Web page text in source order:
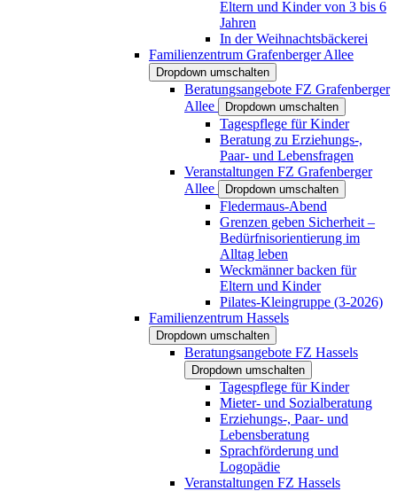
Eltern und Kinder von 3 bis 6
Jahren
In der Weihnachtsbäckerei
Familienzentrum Grafenberger Allee
Dropdown umschalten
Beratungsangebote FZ Grafenberger
Allee
Dropdown umschalten
Tagespflege für Kinder
Beratung zu Erziehungs-,
Paar- und Lebensfragen
Veranstaltungen FZ Grafenberger
Allee
Dropdown umschalten
Fledermaus-Abend
Grenzen geben Sicherheit –
Bedürfnisorientierung im
Alltag leben
Weckmänner backen für
Eltern und Kinder
Pilates-Kleingruppe (3-2026)
Familienzentrum Hassels
Dropdown umschalten
Beratungsangebote FZ Hassels
Dropdown umschalten
Tagespflege für Kinder
Mieter- und Sozialberatung
Erziehungs-, Paar- und
Lebensberatung
Sprachförderung und
Logopädie
Veranstaltungen FZ Hassels